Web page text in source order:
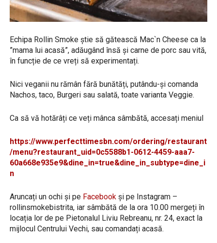
Echipa Rollin Smoke știe să gătească Mac`n Cheese ca la
”mama lui acasă”, adăugând însă și carne de porc sau vită,
în funcție de ce vreți să experimentați.
Nici veganii nu rămân fără bunătăți, putându-și comanda
Nachos, taco, Burgeri sau salată, toate varianta Veggie.
Ca să vă hotărâți ce veți mânca sâmbătă, accesați meniul
https://www.perfecttimesbn.com/ordering/restaurant
/menu?restaurant_uid=0c5588b1-0612-4459-aaa7-
60a668e935e9&dine_in=true&dine_in_subtype=dine_i
n
Aruncați un ochi și pe Facebook și pe Instagram –
rollinsmokebistrita, iar sâmbătă de la ora 10.00 mergeți în
locația lor de pe Pietonalul Liviu Rebreanu, nr. 24, exact la
mijlocul Centrului Vechi, sau comandați acasă.